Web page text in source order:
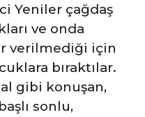
Yeniler çağdaş
ve onda
verilmediği için
bıraktılar.
gibi konuşan,
sonlu,